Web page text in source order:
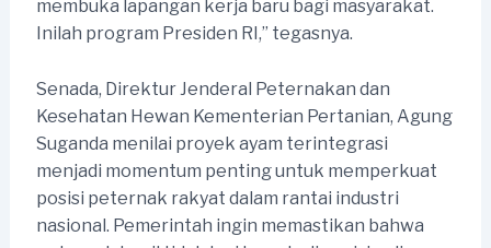
membuka lapangan kerja baru bagi masyarakat.
Inilah program Presiden RI,” tegasnya.
Senada, Direktur Jenderal Peternakan dan
Kesehatan Hewan Kementerian Pertanian, Agung
Suganda menilai proyek ayam terintegrasi
menjadi momentum penting untuk memperkuat
posisi peternak rakyat dalam rantai industri
nasional. Pemerintah ingin memastikan bahwa